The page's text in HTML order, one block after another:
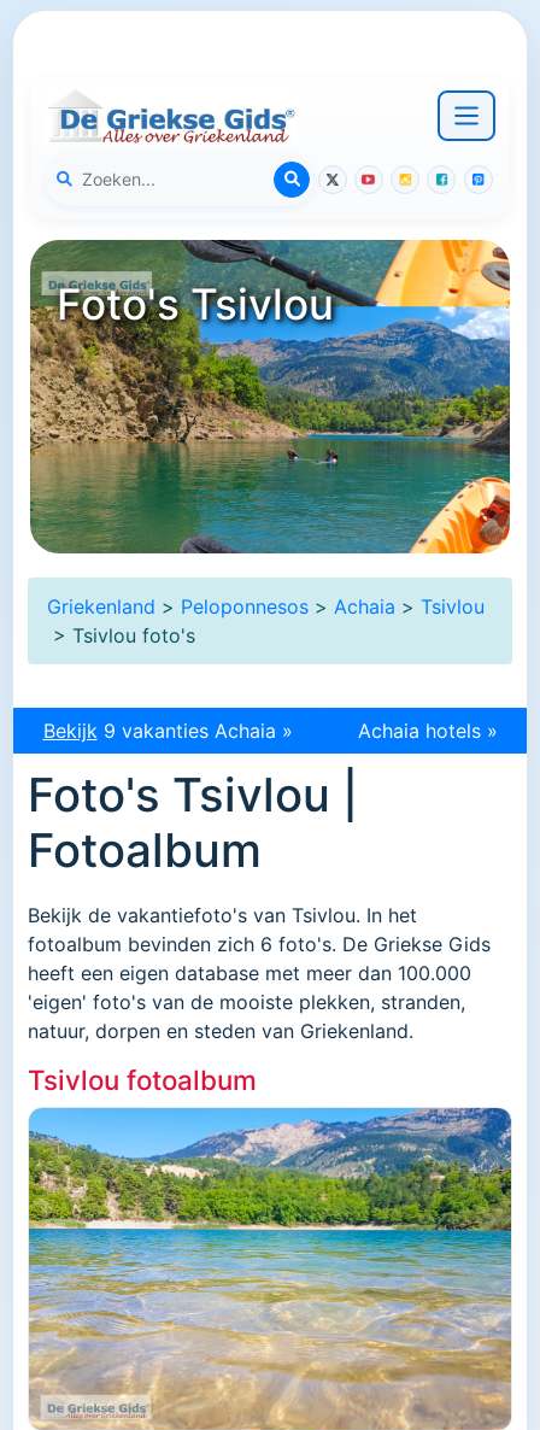
Foto's Tsivlou
Griekenland > Peloponnesos > Achaia > Tsivlou
> Tsivlou foto's
Bekijk 9 vakanties Achaia » Achaia hotels »
Foto's Tsivlou |
Fotoalbum
Bekijk de vakantiefoto's van Tsivlou. In het
fotoalbum bevinden zich 6 foto's. De Griekse Gids
heeft een eigen database met meer dan 100.000
'eigen' foto's van de mooiste plekken, stranden,
natuur, dorpen en steden van Griekenland.
Tsivlou fotoalbum